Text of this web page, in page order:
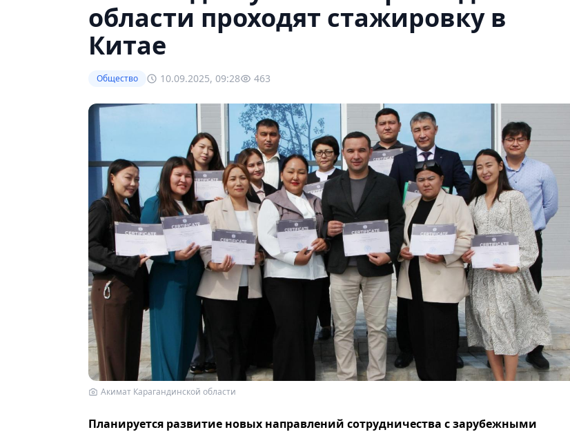
области проходят стажировку в
Китае
Общество 10.09.2025, 09:28 463
Акимат Карагандинской области
Планируется развитие новых направлений сотрудничества с зарубежными